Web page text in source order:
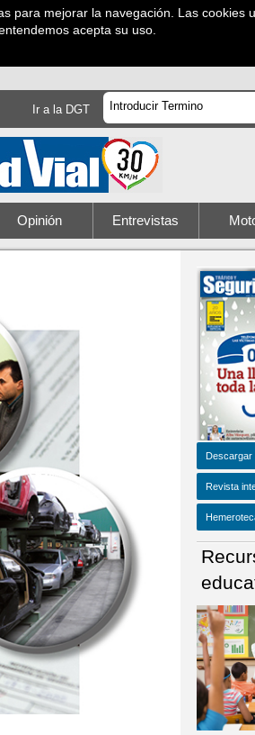
mejorar la navegación. Las cookies
acepta su uso.
Ir a la DGT
Opinión Entrevistas
Descargar
Revista